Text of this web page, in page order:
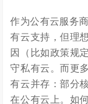
作为公有云服务
有云支持，但理
因（比如政策规
守私有云。而更
有云并存：部分
在公有云上。如